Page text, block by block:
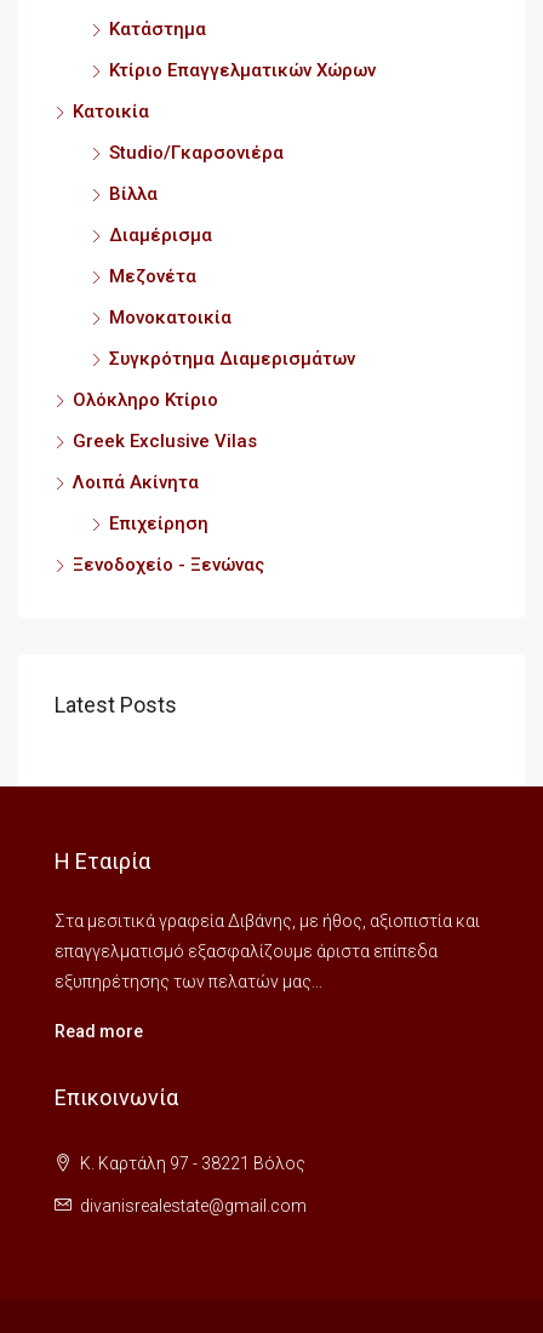
Κατάστημα
Κτίριο Επαγγελματικών Χώρων
Κατοικία
Studio/Γκαρσονιέρα
Βίλλα
Διαμέρισμα
Μεζονέτα
Μονοκατοικία
Συγκρότημα Διαμερισμάτων
Ολόκληρο Κτίριο
Greek Exclusive Vilas
Λοιπά Ακίνητα
Επιχείρηση
Ξενοδοχείο - Ξενώνας
Latest Posts
Η Εταιρία
Στα μεσιτικά γραφεία Διβάνης, με ήθος, αξιοπιστία και
επαγγελματισμό εξασφαλίζουμε άριστα επίπεδα
εξυπηρέτησης των πελατών μας...
Read more
Επικοινωνία
Κ. Καρτάλη 97 - 38221 Βόλος
divanisrealestate@gmail.com